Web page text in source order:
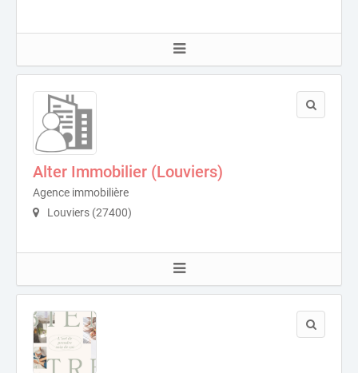
Alter Immobilier (Louviers)
Agence immobilière
Louviers (27400)